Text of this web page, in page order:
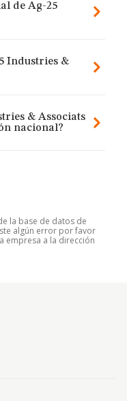
de Ag-25
Industries &
& Associats
nacional?
la base de datos de
algún error por favor
empresa a la dirección